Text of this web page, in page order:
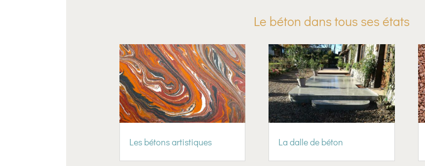
Le béton dans tous ses états
Les bétons artistiques La dalle de béton